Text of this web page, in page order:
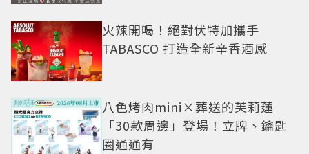
火辣開喝！絕對伏特加攜手
TABASCO 打造全新辛香酒感
八色烤肉mini×葬送的芙莉蓮
「30款周邊」登場！立牌、鑰匙
圈通通有